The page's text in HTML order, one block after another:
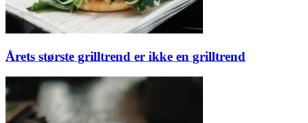
Årets største grilltrend er ikke en grilltrend